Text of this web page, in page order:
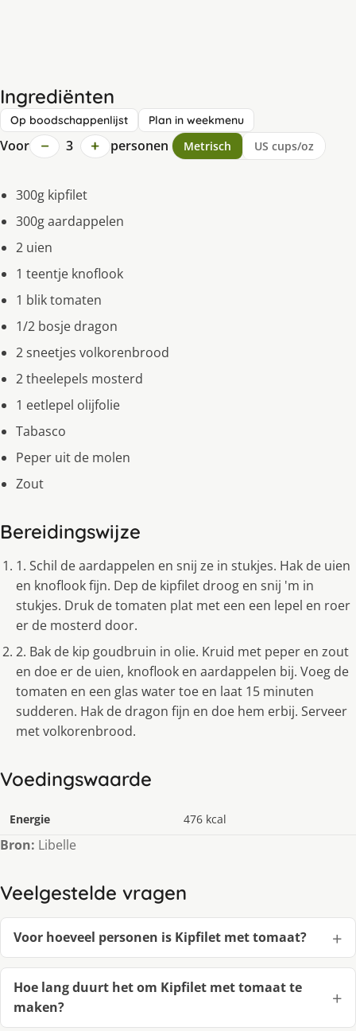
Ingrediënten
Op boodschappenlijst Plan in weekmenu
Voor − 3 + personen Metrisch US cups/oz
300g kipfilet
300g aardappelen
2 uien
1 teentje knoflook
1 blik tomaten
1/2 bosje dragon
2 sneetjes volkorenbrood
2 theelepels mosterd
1 eetlepel olijfolie
Tabasco
Peper uit de molen
Zout
Bereidingswijze
1. Schil de aardappelen en snij ze in stukjes. Hak de uien
en knoflook fijn. Dep de kipfilet droog en snij 'm in
stukjes. Druk de tomaten plat met een een lepel en roer
er de mosterd door.
2. Bak de kip goudbruin in olie. Kruid met peper en zout
en doe er de uien, knoflook en aardappelen bij. Voeg de
tomaten en een glas water toe en laat 15 minuten
sudderen. Hak de dragon fijn en doe hem erbij. Serveer
met volkorenbrood.
Voedingswaarde
Energie 476 kcal
Bron: Libelle
Veelgestelde vragen
Voor hoeveel personen is Kipfilet met tomaat?
Hoe lang duurt het om Kipfilet met tomaat te
maken?